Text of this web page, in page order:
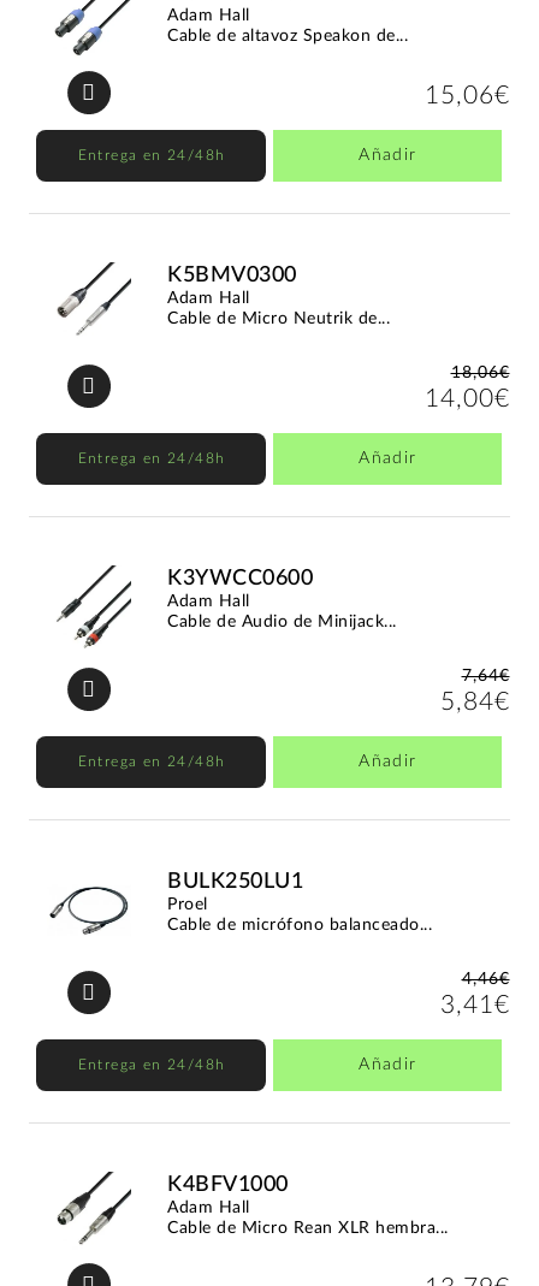
Adam Hall
Cable de altavoz Speakon de...
15,06€
Entrega en 24/48h Añadir
K5BMV0300
Adam Hall
Cable de Micro Neutrik de...
18,06€
14,00€
Entrega en 24/48h Añadir
K3YWCC0600
Adam Hall
Cable de Audio de Minijack...
7,64€
5,84€
Entrega en 24/48h Añadir
BULK250LU1
Proel
Cable de micrófono balanceado...
4,46€
3,41€
Entrega en 24/48h Añadir
K4BFV1000
Adam Hall
Cable de Micro Rean XLR hembra...